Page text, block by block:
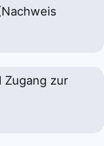
Zugang zur